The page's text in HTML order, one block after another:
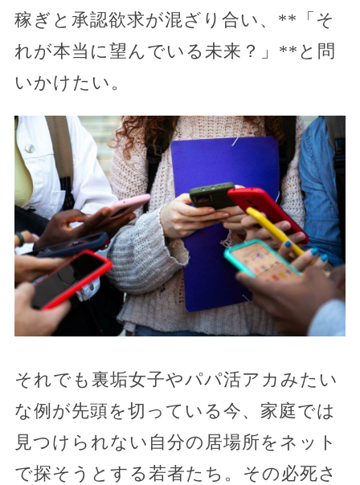
稼ぎと承認欲求が混ざり合い、**「そ
れが本当に望んでいる未来？」**と問
いかけたい。
それでも裏垢女子やパパ活アカみたい
な例が先頭を切っている今、家庭では
見つけられない自分の居場所をネット
で探そうとする若者たち。その必死さ